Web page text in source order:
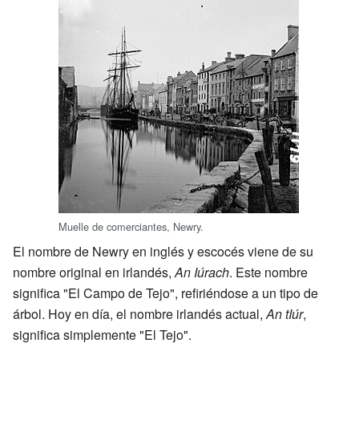
Muelle de comerciantes, Newry.
El nombre de Newry en inglés y escocés viene de su
nombre original en irlandés,An Iúrach. Este nombre
significa "El Campo de Tejo", refiriéndose a un tipo de
árbol. Hoy en día, el nombre irlandés actual,An tIúr,
significa simplemente "El Tejo".